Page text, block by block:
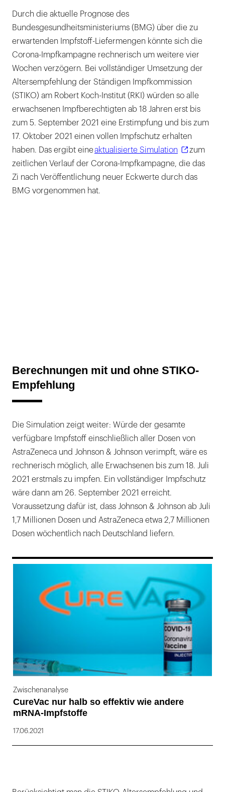
Durch die aktuelle Prognose des
Bundesgesundheitsministeriums (BMG) über die zu
erwartenden Impfstoff-Liefermengen könnte sich die
Corona-Impfkampagne rechnerisch um weitere vier
Wochen verzögern. Bei vollständiger Umsetzung der
Altersempfehlung der Ständigen Impfkommission
(STIKO) am Robert Koch-Institut (RKI) würden so alle
erwachsenen Impfberechtigten ab 18 Jahren erst bis
zum 5. September 2021 eine Erstimpfung und bis zum
17. Oktober 2021 einen vollen Impfschutz erhalten
haben. Das ergibt eineaktualisierte Simulation
zum
zeitlichen Verlauf der Corona-Impfkampagne, die das
Zi nach Veröffentlichung neuer Eckwerte durch das
BMG vorgenommen hat.
Berechnungen mit und ohne STIKO-
Empfehlung
Die Simulation zeigt weiter: Würde der gesamte
verfügbare Impfstoff einschließlich aller Dosen von
AstraZeneca und Johnson & Johnson verimpft, wäre es
rechnerisch möglich, alle Erwachsenen bis zum 18. Juli
2021 erstmals zu impfen. Ein vollständiger Impfschutz
wäre dann am 26. September 2021 erreicht.
Voraussetzung dafür ist, dass Johnson & Johnson ab Juli
1,7 Millionen Dosen und AstraZeneca etwa 2,7 Millionen
Dosen wöchentlich nach Deutschland liefern.
Zwischenanalyse
CureVac nur halb so effektiv wie andere
mRNA-Impfstoffe
17.06.2021